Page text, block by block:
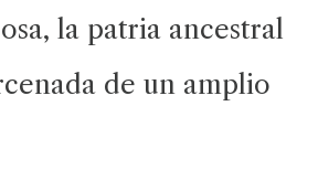
la patria ancestral
de un amplio